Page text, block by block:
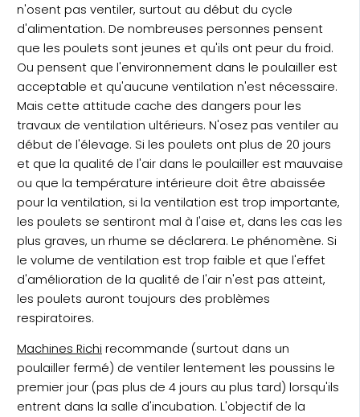
n'osent pas ventiler, surtout au début du cycle
d'alimentation. De nombreuses personnes pensent
que les poulets sont jeunes et qu'ils ont peur du froid.
Ou pensent que l'environnement dans le poulailler est
acceptable et qu'aucune ventilation n'est nécessaire.
Mais cette attitude cache des dangers pour les
travaux de ventilation ultérieurs. N'osez pas ventiler au
début de l'élevage. Si les poulets ont plus de 20 jours
et que la qualité de l'air dans le poulailler est mauvaise
ou que la température intérieure doit être abaissée
pour la ventilation, si la ventilation est trop importante,
les poulets se sentiront mal à l'aise et, dans les cas les
plus graves, un rhume se déclarera. Le phénomène. Si
le volume de ventilation est trop faible et que l'effet
d'amélioration de la qualité de l'air n'est pas atteint,
les poulets auront toujours des problèmes
respiratoires.
Machines Richi recommande (surtout dans un
poulailler fermé) de ventiler lentement les poussins le
premier jour (pas plus de 4 jours au plus tard) lorsqu'ils
entrent dans la salle d'incubation. L'objectif de la